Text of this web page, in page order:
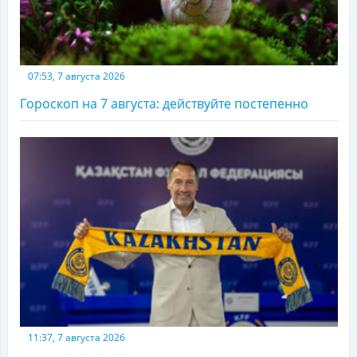
07:53, 7 августа 2026
Гороскоп на 7 августа: действуйте постепенно
11:37, 7 августа 2026